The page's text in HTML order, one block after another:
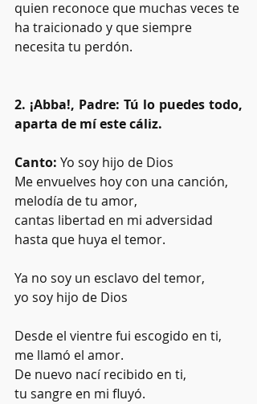
quien reconoce que muchas veces te
ha traicionado y que siempre
necesita tu perdón.
2. ¡Abba!, Padre: Tú lo puedes todo,
aparta de mí este cáliz.
Canto: Yo soy hijo de Dios
Me envuelves hoy con una canción,
melodía de tu amor,
cantas libertad en mi adversidad
hasta que huya el temor.
Ya no soy un esclavo del temor,
yo soy hijo de Dios
Desde el vientre fui escogido en ti,
me llamó el amor.
De nuevo nací recibido en ti,
tu sangre en mi fluyó.